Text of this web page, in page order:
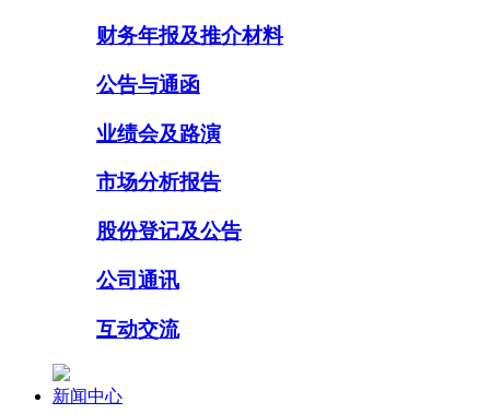
财务年报及推介材料
公告与通函
业绩会及路演
市场分析报告
股份登记及公告
公司通讯
互动交流
新闻中心